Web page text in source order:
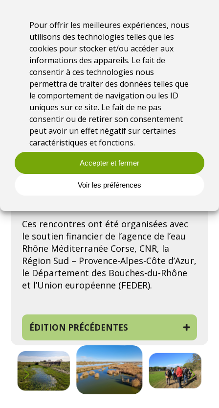
Pour offrir les meilleures expériences, nous
utilisons des technologies telles que les
cookies pour stocker et/ou accéder aux
informations des appareils. Le fait de
consentir à ces technologies nous
permettra de traiter des données telles que
le comportement de navigation ou les ID
uniques sur ce site. Le fait de ne pas
consentir ou de retirer son consentement
peut avoir un effet négatif sur certaines
caractéristiques et fonctions.
Accepter et fermer
Voir les préférences
S’inspirer des paléochenaux pour penser
la restauration écologique du Petit Rhône
(Marion Cesari, SYMADREM)
Régénération low-tech des processus
fonctionnels des cours d’eau et de leurs
zones humides.Basée sur l’écologie du
Castor et sur une gestion différenciée du bois
en lit mineur(Cédric Cadet, Valence
Romans Agglo)
Restauration écologique et hydrologique
de la lône de Taponas. Des premiers
constats à la première année post-
Expérimentation d’un forum d’acteurs sur
Ces rencontres ont été organisées avec
le soutien financier de l’agence de l’eau
Rhône Méditerranée Corse, CNR, la
Région Sud – Provence-Alpes-Côte d’Azur,
le Département des Bouches-du-Rhône
et l’Union européenne (FEDER).
ÉDITION PRÉCÉDENTES
La 8eédition (24-25 novembre 2022 à
Nîmes)a été organisée par le
Conservatoire d’espaces naturels
d’Occitanie et la Fédération des